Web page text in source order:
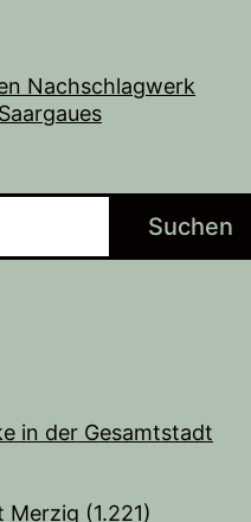
Nachschlagwerk
Suchen
in der Gesamtstadt
Merzig (1.221)